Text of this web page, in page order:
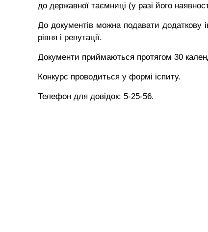
до державної таємниці (у разі його
До документів можна подавати додаткову
рівня і репутації.
Документи приймаються протягом 30
Конкурс проводиться у формі іспиту.
Телефон для довідок: 5-25-56.